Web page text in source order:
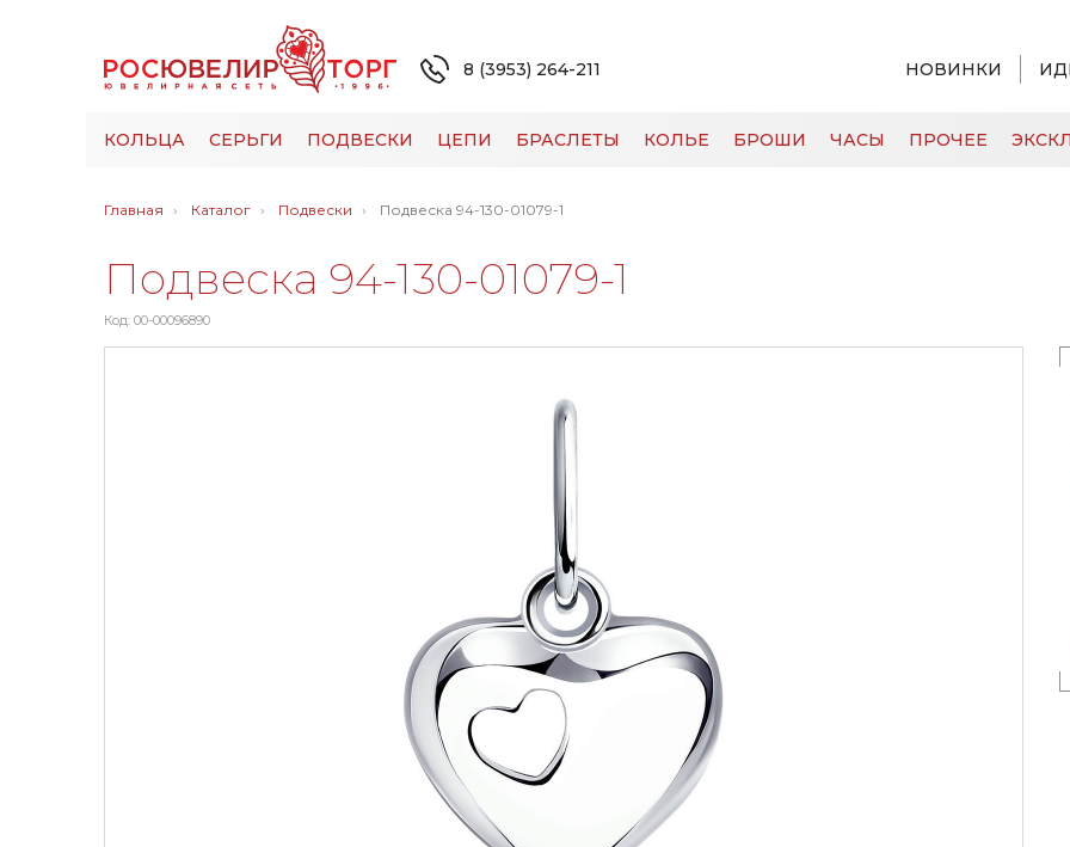
8 (3953) 264-211 НОВИНКИ
КОЛЬЦА СЕРЬГИ ПОДВЕСКИ ЦЕПИ БРАСЛЕТЫ КОЛЬЕ БРОШИ ЧАСЫ ПРОЧЕЕ
Главная Каталог Подвески Подвеска 94-130-01079-1
Подвеска 94-130-01079-1
Код: 00-00096890